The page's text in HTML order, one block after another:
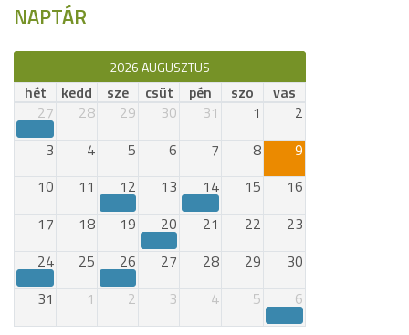
NAPTÁR
2026 AUGUSZTUS
hét kedd sze csüt pén szo
vas
27
28 29 30 31 1
2
3
4 5 6 7 8
9
10
11 12 13 14 15
16
17
18 19 20 21 22
23
24
25 26 27 28 29
30
31
1 2 3 4 5 6